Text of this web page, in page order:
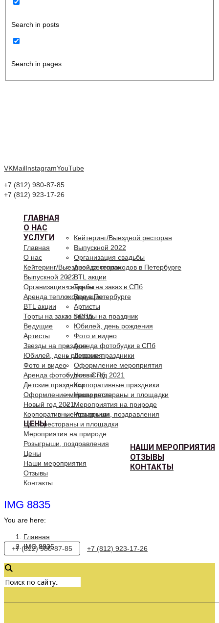
Search in posts
Search in pages
VKMailInstagramYouTube
+7 (812) 980-87-85
+7 (812) 923-17-26
ГЛАВНАЯ
О НАС
УСЛУГИ
Кейтеринг/Выездной ресторан
Выпускной 2022
Организация свадьбы
Аренда теплоходов в Петербурге
BTL акции
Торты на заказ в СПб
Ведущие
Артисты
Звезды на праздник
Юбилей, день рождения
Фото и видео
Аренда фотобудки в СПб
Детские праздники
Оформление мероприятия
Новый год 2021
Корпоративные праздники
Наши рестораны и площадки
Мероприятия на природе
Розыгрыши, поздравления
ЦЕНЫ
НАШИ МЕРОПРИЯТИЯ
ОТЗЫВЫ
КОНТАКТЫ
Главная
О нас
Кейтеринг/Выездной ресторан
Выпускной 2022
Организация свадьбы
Аренда теплоходов в Петербурге
BTL акции
Торты на заказ в СПб
Ведущие
Артисты
Звезды на праздник
Юбилей, день рождения
Фото и видео
Аренда фотобудки в СПб
Детские праздники
Оформление мероприятия
Новый год 2021
Корпоративные праздники
Наши рестораны и площадки
Мероприятия на природе
Розыгрыши, поздравления
Цены
Наши мероприятия
Отзывы
Контакты
IMG 8835
You are here:
Главная
IMG 8835
+7 (812) 980-87-85 +7 (812) 923-17-26